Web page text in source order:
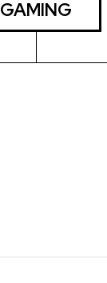
GAMING